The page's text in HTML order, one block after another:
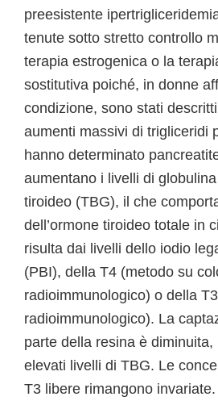
preesistente
tenute sotto stretto controllo
terapia estrogenica o la
sostitutiva poiché, in donne
condizione, sono stati
aumenti massivi di trigliceridi
hanno determinato
aumentano i livelli di
tiroideo (TBG), il che
dell’ormone tiroideo totale in
risulta dai livelli dello iodio
(PBI), della T4 (metodo su
radioimmunologico) o della
radioimmunologico). La
parte della resina è diminuita,
elevati livelli di TBG. Le
T3 libere rimangono